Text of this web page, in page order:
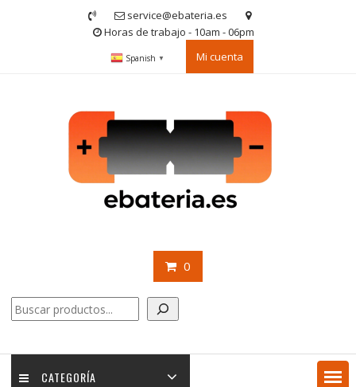
service@ebateria.es
Horas de trabajo - 10am - 06pm
Spanish ▼ Mi cuenta
0
Buscar
CATEGORÍA